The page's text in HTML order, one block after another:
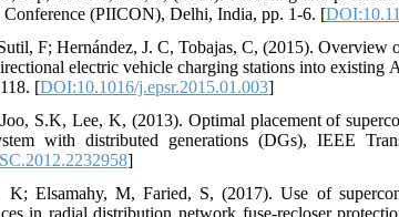
Conference (PIICON), Delhi, India, pp. 1-6. [
F; Hernández, J. C, Tobajas, C, (2015).
electric vehicle charging stations into existing
[DOI:10.1016/j.epsr.2015.01.003]
S.K, Lee, K, (2013). Optimal placement of
with distributed generations (DGs), IEEE
]
K; Elsamahy, M, Faried, S, (2017). Use of
in radial distribution network fuse-recloser